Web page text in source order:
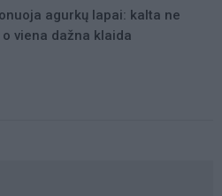
agurkų lapai: kalta ne
o viena dažna klaida